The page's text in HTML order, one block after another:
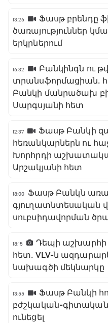
13:26
Ֆասթ բրենդը
ծառայություններ
երկրներում
16:32
Բանկինգն ու
տրանսֆորմացիան․
Բանկի մանրածախ
Սարգսյանի հետ
12:37
Ֆասթ Բանկի
հեռանկարներն ու
Խորհրդի
Արշակյանի հետ
18:00
Ֆասթ Բանկն
գյուղատնտեսական
սուբսիդավորման
18:15
Դեպի աշխարհի
հետ․ VLV-ն
նախագծի մեկնարկը
13:55
Ֆասթ Բանկի
բժշկական-գիտական
ունեցել